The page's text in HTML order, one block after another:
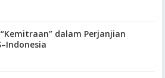
dalam Perjanjian